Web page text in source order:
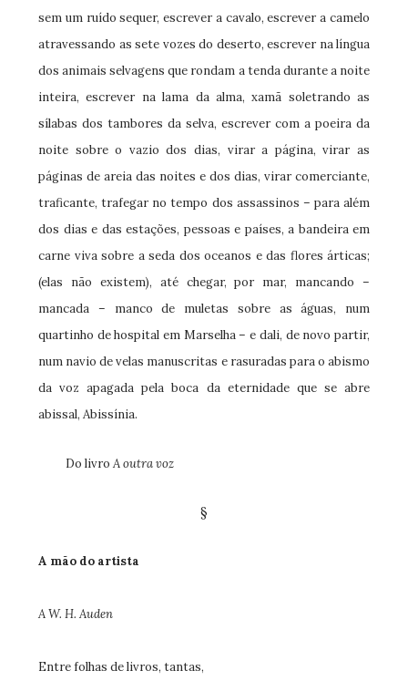
sem um ruído sequer, escrever a cavalo, escrever a camelo
atravessando as sete vozes do deserto, escrever na língua
dos animais selvagens que rondam a tenda durante a noite
inteira, escrever na lama da alma, xamã soletrando as
sílabas dos tambores da selva, escrever com a poeira da
noite sobre o vazio dos dias, virar a página, virar as
páginas de areia das noites e dos dias, virar comerciante,
traficante, trafegar no tempo dos assassinos – para além
dos dias e das estações, pessoas e países, a bandeira em
carne viva sobre a seda dos oceanos e das flores árticas;
(elas não existem), até chegar, por mar, mancando –
mancada – manco de muletas sobre as águas, num
quartinho de hospital em Marselha – e dali, de novo partir,
num navio de velas manuscritas e rasuradas para o abismo
da voz apagada pela boca da eternidade que se abre
abissal, Abissínia.
Do livro A outra voz
§
A mão do artista
A W. H. Auden
Entre folhas de livros, tantas,